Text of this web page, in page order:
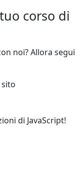
corso di
noi? Allora segui
di JavaScript!